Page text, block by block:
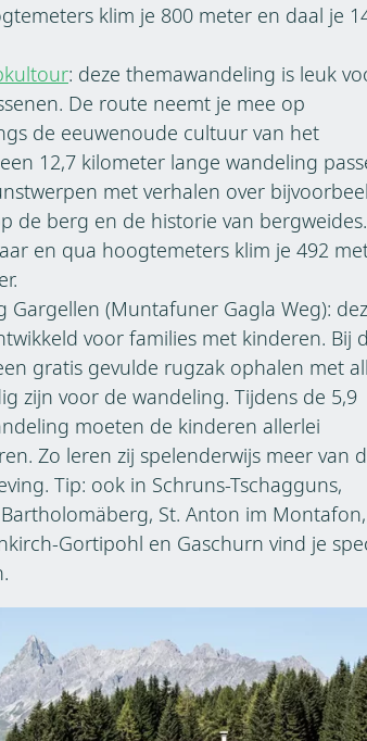
klim je 800 meter en daal je
: deze themawandeling is leuk
De route neemt je mee op
de eeuwenoude cultuur van het
12,7 kilometer lange wandeling
met verhalen over
de berg en de historie van
en qua hoogtemeters klim je 492
Gargellen (Muntafuner Gagla Weg):
voor families met kinderen. Bij
gratis gevulde rugzak ophalen met
zijn voor de wandeling. Tijdens de 5,9
moeten de kinderen allerlei
Zo leren zij spelenderwijs meer van
Tip: ook in Schruns-Tschagguns,
St. Anton im Montafon,
Gortipohl en Gaschurn vind je